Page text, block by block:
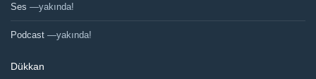
Ses —yakında!
Podcast —yakında!
Dükkan